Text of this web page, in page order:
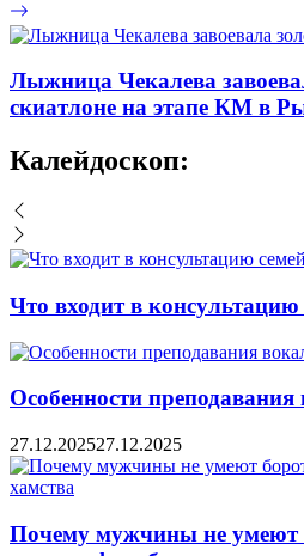
Лыжница Чекалева
скиатлоне на этапе КМ в
Калейдоскоп:
Что входит в
Особенности преподавания
27.12.202527.12.2025
Почему мужчины не умеют